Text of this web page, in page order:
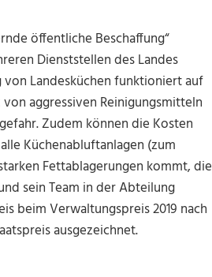
öffentliche Beschaffung“
Dienststellen des Landes
Landesküchen funktioniert auf
aggressiven Reinigungsmitteln
Zudem können die Kosten
Küchenabluftanlagen (zum
Fettablagerungen kommt, die
sein Team in der Abteilung
beim Verwaltungspreis 2019 nach
ausgezeichnet.